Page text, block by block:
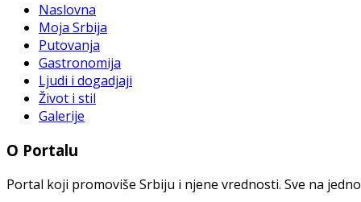
Naslovna
Moja Srbija
Putovanja
Gastronomija
Ljudi i dogadjaji
Život i stil
Galerije
O Portalu
Portal koji promoviše Srbiju i njene vrednosti. Sve na